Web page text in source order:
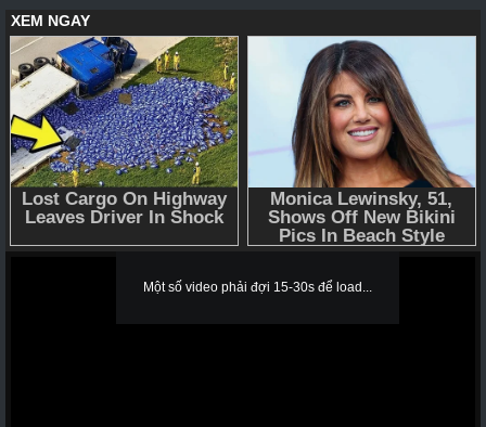
Một số video phải đợi 15-30s để load...